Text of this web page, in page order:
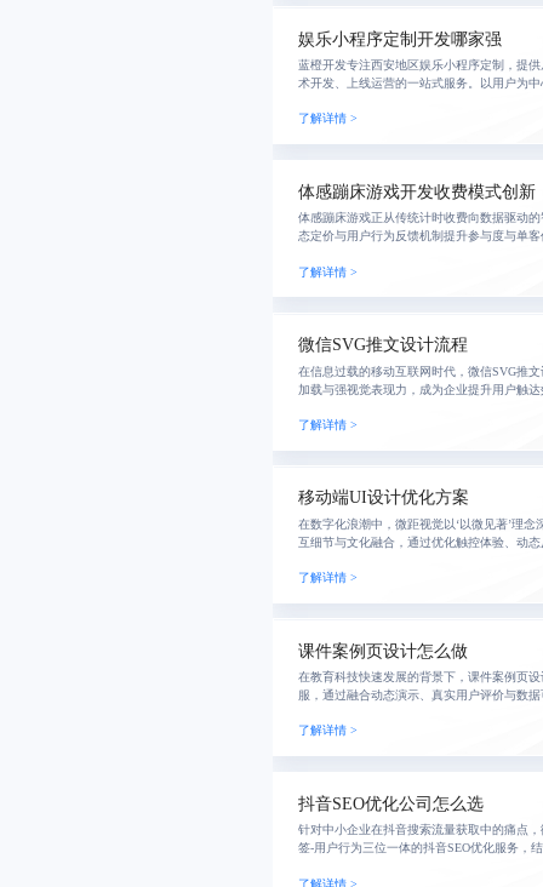
娱乐小程序定制开发哪家强
蓝橙开发专注西安地区娱乐小程序定制，提
术开发、上线运营的一站式服务。以用户为
机制，支
了解详情 >
体感蹦床游戏开发收费模式创新
体感蹦床游戏正从传统计时收费向数据驱动
态定价与用户行为反馈机制提升参与度与单
业
了解详情 >
微信SVG推文设计流程
在信息过载的移动互联网时代，微信SVG推
加载与强视觉表现力，成为企业提升用户触
作，助力
了解详情 >
移动端UI设计优化方案
在数字化浪潮中，微距视觉以‘以微见著’理
互细节与文化融合，通过优化触控体验、动
务
了解详情 >
课件案例页设计怎么做
在教育科技快速发展的背景下，课件案例页
服，通过融合动态演示、真实用户评价与数
核心在于
了解详情 >
抖音SEO优化公司怎么选
针对中小企业在抖音搜索流量获取中的痛点
签-用户行为三位一体的抖音SEO优化服务，
了解详情 >